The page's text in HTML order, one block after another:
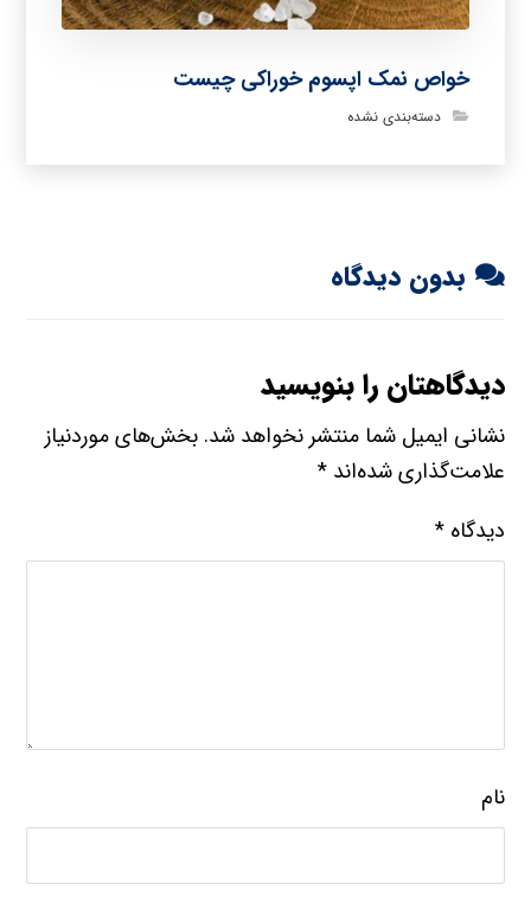
خواص نمک اپسوم خوراکی چیست
دسته‌بندی نشده
بدون دیدگاه
دیدگاهتان را بنویسید
نشانی ایمیل شما منتشر نخواهد شد. بخش‌های موردنیاز
علامت‌گذاری شده‌اند*
دیدگاه*
نام